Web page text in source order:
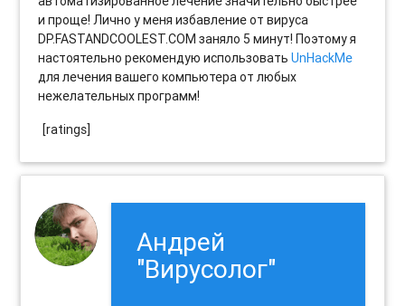
и проще! Лично у меня избавление от вируса
DP.FASTANDCOOLEST.COM заняло 5 минут! Поэтому я
настоятельно рекомендую использоватьUnHackMe
для лечения вашего компьютера от любых
нежелательных программ!
[ratings]
Андрей
"Вирусолог"